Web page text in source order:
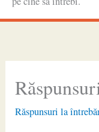
Răspunsuri la